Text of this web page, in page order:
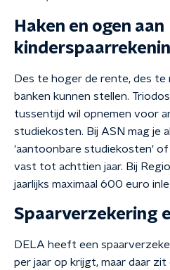
Haken en ogen aan
Des te hoger de rente, des te
banken kunnen stellen.
tussentijd wil opnemen voor
studiekosten. Bij ASN mag je
'aantoonbare studiekosten'
vast tot achttien jaar. Bij
jaarlijks maximaal 600 euro
Spaarverzekering
DELA heeft een
per jaar op krijgt, maar daar